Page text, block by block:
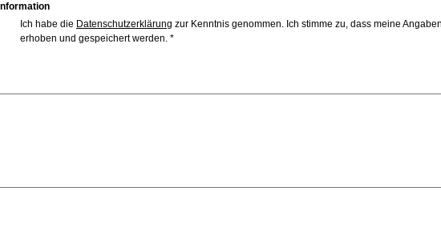
Ich habe die Datenschutzerklärung zur Kenntnis genommen. Ich stimme zu, dass meine
erhoben und gespeichert werden. *